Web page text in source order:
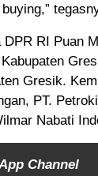
DPR RI Puan
Gresik.
PT.
Nabati
Channel